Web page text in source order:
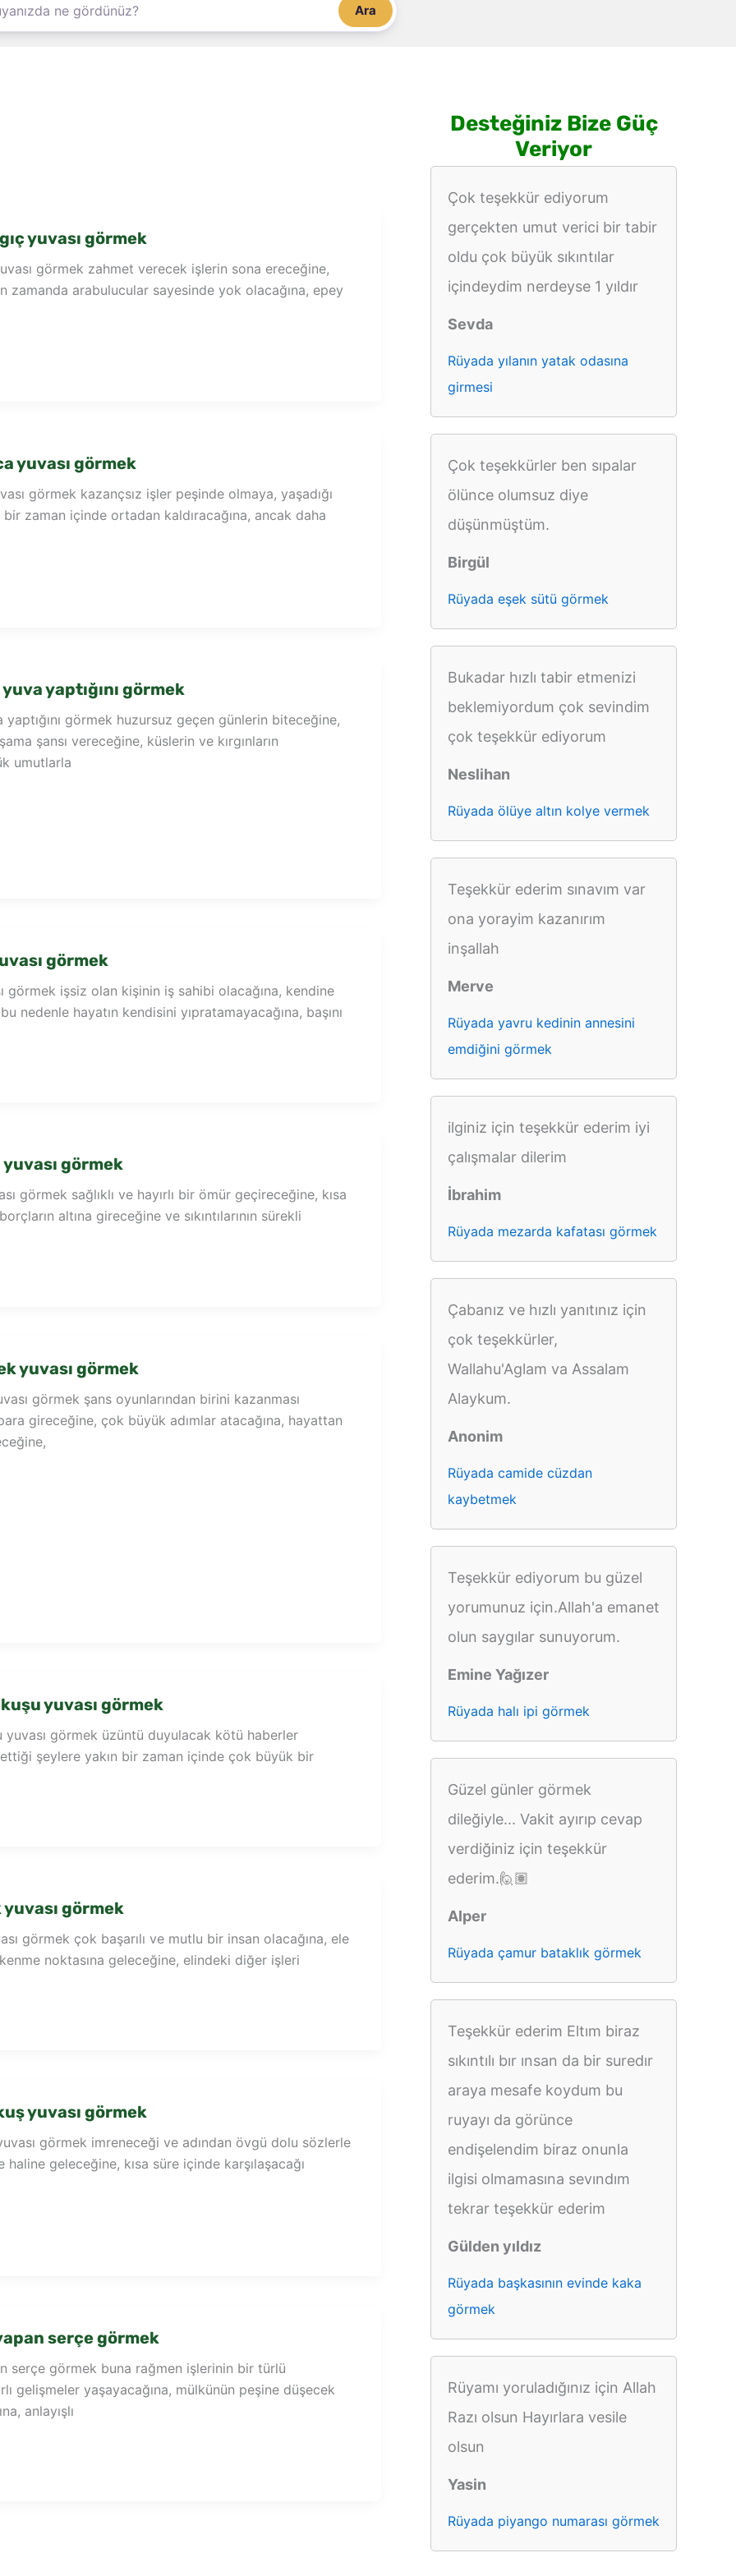
Ara
yuvası görmek
görmek zahmet verecek işlerin sona ereceğine,
zamanda arabulucular sayesinde yok olacağına, epey
yuvası görmek
görmek kazançsız işler peşinde olmaya, yaşadığı
bir zaman içinde ortadan kaldıracağına, ancak daha
yaptığını görmek
yaptığını görmek huzursuz geçen günlerin biteceğine,
şansı vereceğine, küslerin ve kırgınların
umutlarla
görmek
görmek işsiz olan kişinin iş sahibi olacağına, kendine
nedenle hayatın kendisini yıpratamayacağına, başını
görmek
görmek sağlıklı ve hayırlı bir ömür geçireceğine, kısa
altına gireceğine ve sıkıntılarının sürekli
yuvası görmek
görmek şans oyunlarından birini kazanması
gireceğine, çok büyük adımlar atacağına, hayattan
yuvası görmek
yuvası görmek üzüntü duyulacak kötü haberler
ettiği şeylere yakın bir zaman içinde çok büyük bir
görmek
görmek çok başarılı ve mutlu bir insan olacağına, ele
noktasına geleceğine, elindeki diğer işleri
yuvası görmek
görmek imreneceği ve adından övgü dolu sözlerle
geleceğine, kısa süre içinde karşılaşacağı
serçe görmek
serçe görmek buna rağmen işlerinin bir türlü
gelişmeler yaşayacağına, mülkünün peşine düşecek
anlayışlı
Desteğiniz Bize Güç
Veriyor
Çok teşekkür ediyorum
gerçekten umut verici bir tabir
oldu çok büyük sıkıntılar
içindeydim nerdeyse 1 yıldır
Sevda
Rüyada yılanın yatak odasına
girmesi
Çok teşekkürler ben sıpalar
ölünce olumsuz diye
düşünmüştüm.
Birgül
Rüyada eşek sütü görmek
Bukadar hızlı tabir etmenizi
beklemiyordum çok sevindim
çok teşekkür ediyorum
Neslihan
Rüyada ölüye altın kolye vermek
Teşekkür ederim sınavım var
ona yorayim kazanırım
inşallah
Merve
Rüyada yavru kedinin annesini
emdiğini görmek
ilginiz için teşekkür ederim iyi
çalışmalar dilerim
İbrahim
Rüyada mezarda kafatası görmek
Çabanız ve hızlı yanıtınız için
çok teşekkürler,
Wallahu'Aglam va Assalam
Alaykum.
Anonim
Rüyada camide cüzdan
kaybetmek
Teşekkür ediyorum bu güzel
yorumunuz için.Allah'a emanet
olun saygılar sunuyorum.
Emine Yağızer
Rüyada halı ipi görmek
Güzel günler görmek
dileğiyle... Vakit ayırıp cevap
verdiğiniz için teşekkür
ederim.🙋🏽
Alper
Rüyada çamur bataklık görmek
Teşekkür ederim Eltım biraz
sıkıntılı bır ınsan da bir suredır
araya mesafe koydum bu
ruyayı da görünce
endişelendim biraz onunla
ilgisi olmamasına sevındım
tekrar teşekkür ederim
Gülden yıldız
Rüyada başkasının evinde kaka
görmek
Rüyamı yoruladığınız için Allah
Razı olsun Hayırlara vesile
olsun
Yasin
Rüyada piyango numarası görmek